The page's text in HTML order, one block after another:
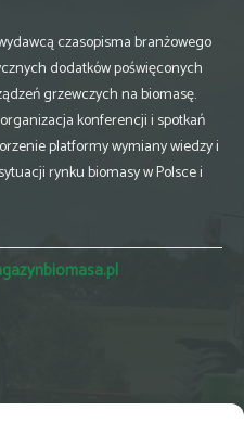
czasopisma branżowego
dodatków poświęconych
grzewczych na biomasę.
konferencji i spotkań
platformy wymiany wiedzy i
rynku biomasy w Polsce i